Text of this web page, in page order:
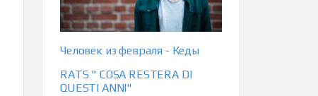
Человек из февраля - Кеды
RATS " COSA RESTERA DI
QUESTI ANNI"